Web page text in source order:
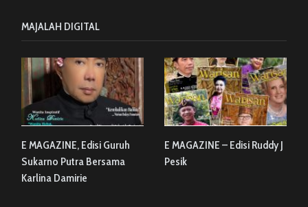
MAJALAH DIGITAL
E MAGAZINE, Edisi Guruh
Sukarno Putra Bersama
Karlina Damirie
E MAGAZINE – Edisi Ruddy J
Pesik